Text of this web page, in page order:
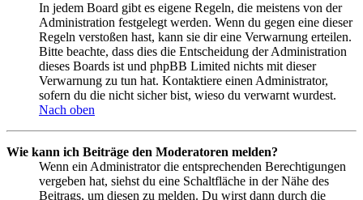
In jedem Board gibt es eigene Regeln, die meistens von der
Administration festgelegt werden. Wenn du gegen eine dieser
Regeln verstoßen hast, kann sie dir eine Verwarnung erteilen.
Bitte beachte, dass dies die Entscheidung der Administration
dieses Boards ist und phpBB Limited nichts mit dieser
Verwarnung zu tun hat. Kontaktiere einen Administrator,
sofern du die nicht sicher bist, wieso du verwarnt wurdest.
Nach oben
Wie kann ich Beiträge den Moderatoren melden?
Wenn ein Administrator die entsprechenden Berechtigungen
vergeben hat, siehst du eine Schaltfläche in der Nähe des
Beitrags, um diesen zu melden. Du wirst dann durch die